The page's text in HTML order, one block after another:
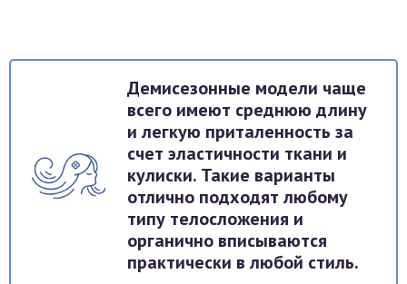
Демисезонные модели чаще
всего имеют среднюю длину
и легкую приталенность за
счет эластичности ткани и
кулиски. Такие варианты
отлично подходят любому
типу телосложения и
органично вписываются
практически в любой стиль.